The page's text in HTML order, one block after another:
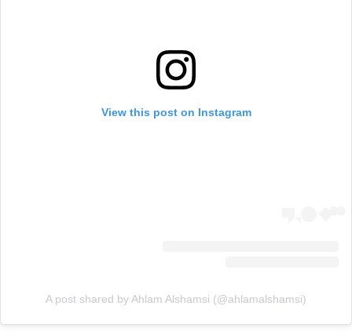
View this post on Instagram
A post shared by Ahlam Alshamsi (@ahlamalshamsi)